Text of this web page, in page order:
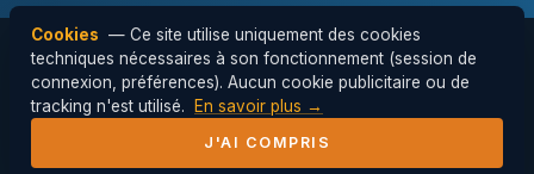
© 2026 Cabri'AIR — Club de parapente de
l'Hérault ·Mentions légales
Cookies — Ce site utilise uniquement des cookies
techniques nécessaires à son fonctionnement (session de
connexion, préférences). Aucun cookie publicitaire ou de
tracking n'est utilisé.
En savoir plus →
J'AI COMPRIS